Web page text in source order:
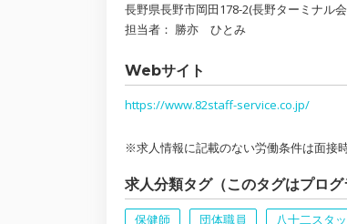
長野県長野市岡田178-2(長野ターミナル
担当者： 勝亦 ひとみ
Webサイト
https://www.82staff-service.co.jp/
※求人情報に記載のない労働条件は面接
求人分類タグ（このタグはプロ
保健師 団体職員 八十二スタ